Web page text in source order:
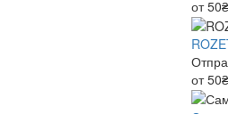
от 50₴
от 50₴